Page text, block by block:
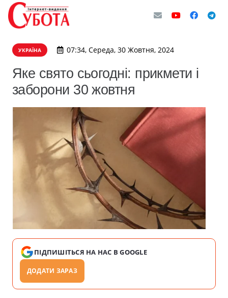
УКРАЇНА 07:34, Середа, 30 Жовтня, 2024
Яке свято сьогодні: прикмети і
заборони 30 жовтня
ПІДПИШІТЬСЯ НА НАС В GOOGLE
ДОДАТИ ЗАРАЗ